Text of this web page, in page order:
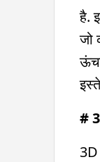
है.
जो
#
3D